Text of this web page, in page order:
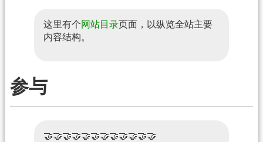
这里有个网站目录页面，以纵览全站主要
内容结构。
参与
🤝🤝🤝🤝🤝🤝🤝🤝🤝🤝🤝🤝